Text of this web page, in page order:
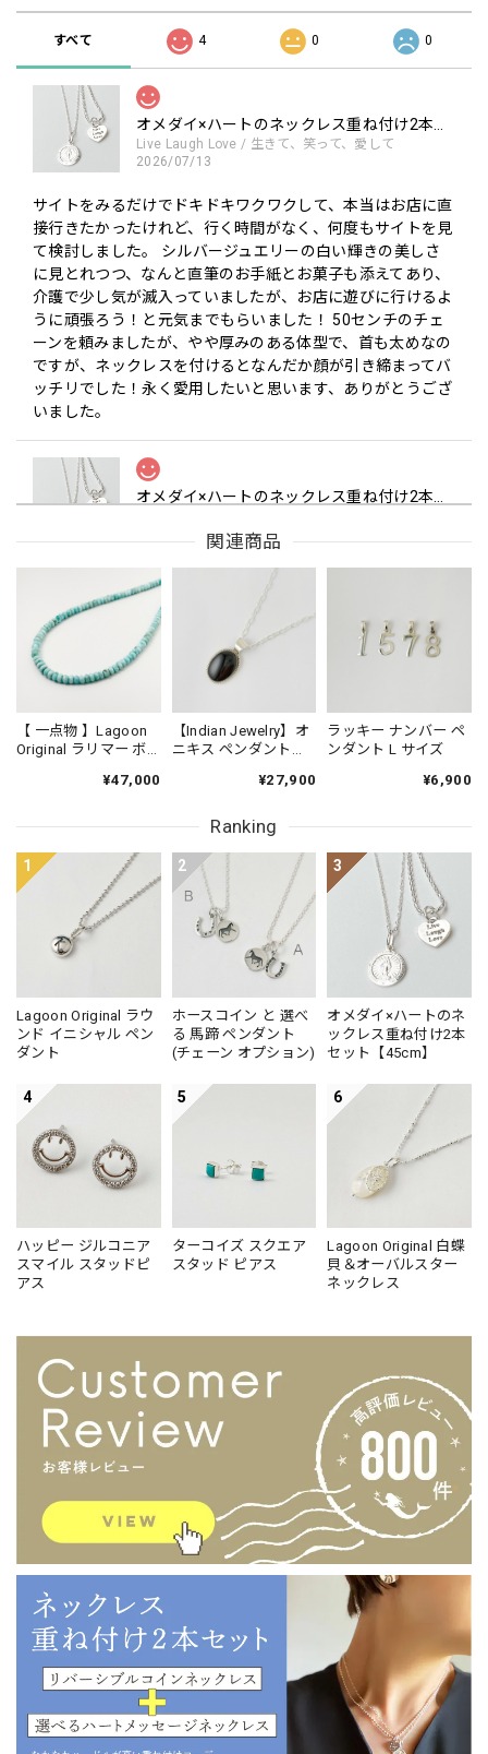
すべて 4 0 0
オメダイ×ハートのネックレス重ね付け2本セット【50cm】【リトルラグーン応援団スペシャル企画】【送料無料】★★
Live Laugh Love / 生きて、笑って、愛して
2026/07/13
サイトをみるだけでドキドキワクワクして、本当はお店に直
接行きたかったけれど、行く時間がなく、何度もサイトを見
て検討しました。 シルバージュエリーの白い輝きの美しさ
に見とれつつ、なんと直筆のお手紙とお菓子も添えてあり、
介護で少し気が滅入っていましたが、お店に遊びに行けるよ
うに頑張ろう！と元気までもらいました！ 50センチのチェ
ーンを頼みましたが、やや厚みのある体型で、首も太めなの
ですが、ネックレスを付けるとなんだか顔が引き締まってバ
ッチリでした！永く愛用したいと思います、ありがとうござ
いました。
オメダイ×ハートのネックレス重ね付け2本セット【50cm】【リトルラグーン応援団スペシャル企画】【送料無料】★★
2023/11/25
届きましたー。 ライスチェーンは初めてですが、 とても肌
触りがいいですね。 長めの50cmにしたので、 冬になっても
たくさん使いたいと 思います。 ありがとうございました。
レビュー投稿頂きましてありがとうございま
ットが可愛らしく、シルバーの質感もお楽しみ
いただけるチェーンですね。いろいろなTOPに
合わせやすいチェーンですので、他のTOPとも
この重ね付けはとても映えるので、たくさんご
オメダイ×ハートのネックレス重ね付け2本セット【50cm】【リトルラグーン応援団スペシャル企画】★★
Live Laugh Love / 生きて、笑って、愛して
年末に会ったお友達がシルバーのアクセサリーを可愛く身に
つけていて、急に自分もほしくなりました。 おめだいとハ
す。
レビュー投稿頂きありがとうございます。セッ
トで身につけて頂くのがとても可愛い組み合わ
せですよね。シンプルなお洋服の上にもとても
映えるネックレスです。是非たくさんお楽しみ
下さいませ。
Love Peace Hope / 愛・平和・希望
2021/10/02
重ね付け❤️想像通りに素敵で気に入りました〜先日初めてお
店に伺ってハートのブレスレットとぷっくりフープピアスを
購入したのでお揃いで付けます😊心温まるラッピングとめち
ゃ早い商品の到着（注文して24時間後には到着してまし
た！）素晴らしいです😍大切にします✨
もしかして！お二人でご来店の❤︎ 通販のご利用
もありがとうございます！！！！とっても嬉し
いです！ 最短での出荷となっていた様です。喜
んで頂けて嬉しいです。 お店でお求めくださっ
たピアスともピッタリですので、ご愛用いただ
けますように！ ヒロコ
関連商品
【 一点物 】Lagoon
Original ラリマー ボ
ラデーション ネック
¥47,000
【Indian Jewelry】オ
ニキス ペンダント
¥27,900
ラッキー ナンバー ペ
ンダント L サイズ
¥6,900
Ranking
1
Lagoon Original ラウ
ンド イニシャル ペン
ダント
2
ホースコイン と 選べ
る 馬蹄 ペンダント
(チェーン オプション)
3
オメダイ×ハートのネ
ックレス重ね付け2本
セット【45cm】
4
ハッピー ジルコニア
スマイル スタッドピ
アス
5
ターコイズ スクエア
スタッド ピアス
6
Lagoon Original 白蝶
貝＆オーバルスター
ネックレス